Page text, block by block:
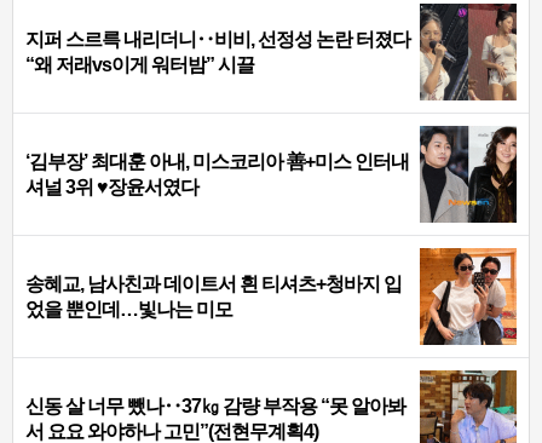
지퍼 스르륵 내리더니‥비비, 선정성 논란 터졌다
“왜 저래vs이게 워터밤” 시끌
‘김부장’ 최대훈 아내, 미스코리아 善+미스 인터내
셔널 3위 ♥장윤서였다
송혜교, 남사친과 데이트서 흰 티셔츠+청바지 입
었을 뿐인데…빛나는 미모
신동 살 너무 뺐나‥37㎏ 감량 부작용 “못 알아봐
서 요요 와야하나 고민”(전현무계획4)